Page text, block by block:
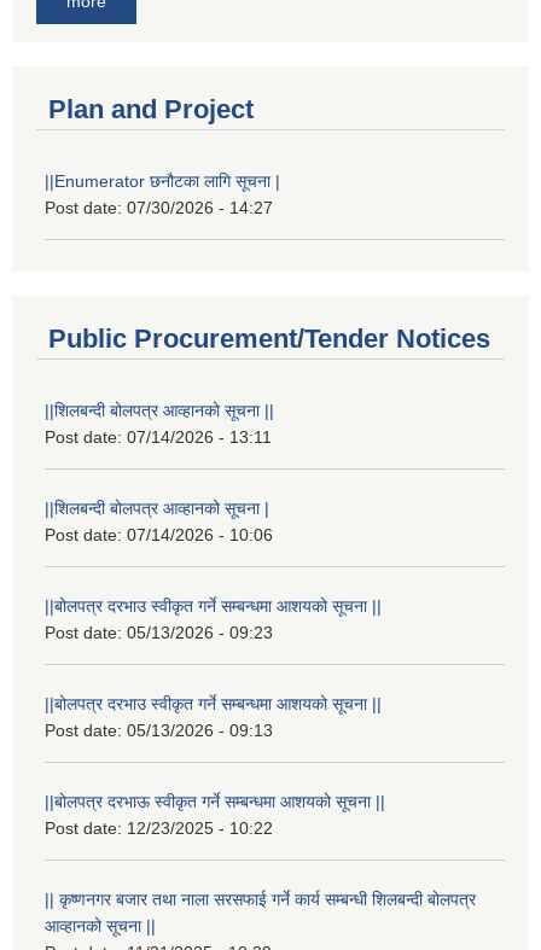
Plan and Project
||Enumerator छनौटका लागि सूचना |
Post date: 07/30/2026 - 14:27
Public Procurement/Tender Notices
||शिलबन्दी बोलपत्र आव्हानको सूचना ||
Post date: 07/14/2026 - 13:11
||शिलबन्दी बोलपत्र आव्हानको सूचना |
Post date: 07/14/2026 - 10:06
||बोलपत्र दरभाउ स्वीकृत गर्ने सम्बन्धमा आशयको सूचना ||
Post date: 05/13/2026 - 09:23
||बोलपत्र दरभाउ स्वीकृत गर्ने सम्बन्धमा आशयको सूचना ||
Post date: 05/13/2026 - 09:13
||बोलपत्र दरभाऊ स्वीकृत गर्ने सम्बन्धमा आशयको सूचना ||
Post date: 12/23/2025 - 10:22
|| कृष्णनगर बजार तथा नाला सरसफाई गर्ने कार्य सम्बन्धी शिलबन्दी बोलपत्र
आव्हानको सूचना ||